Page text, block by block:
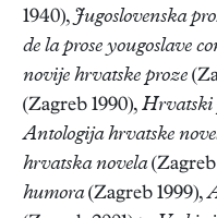
1940), Jugoslovenska
de la prose yougoslave
novije hrvatske proze
(Zagreb 1990), Hrvatski
Antologija hrvatske
hrvatska novela(Zagreb
humora(Zagreb 1999),